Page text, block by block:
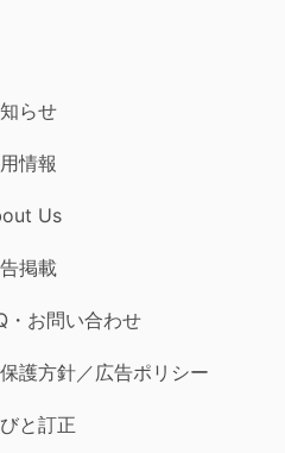
らせ
情報
Us
掲載
・お問い合わせ
護方針／広告ポリシー
と訂正